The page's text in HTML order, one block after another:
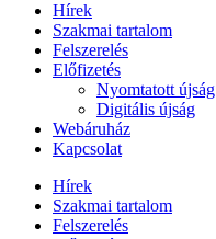
Hírek
Szakmai tartalom
Felszerelés
Előfizetés
Nyomtatott újság
Digitális újság
Webáruház
Kapcsolat
Hírek
Szakmai tartalom
Felszerelés